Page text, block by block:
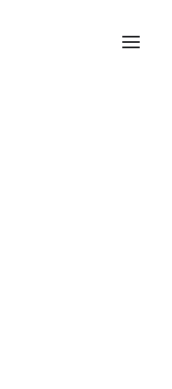
Blick
einfachen
wenn Sie
Sie persönlich